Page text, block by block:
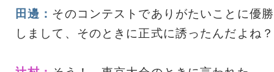
田邊： そのコンテストでありがたいことに優勝
しまして、そのときに正式に誘ったんだよね？